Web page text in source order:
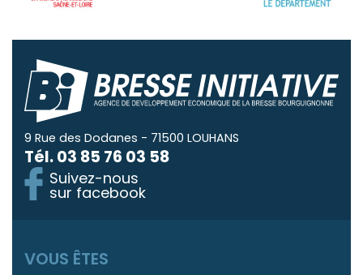
9 Rue des Dodanes - 71500 LOUHANS
Tél.03 85 76 03 58
Suivez-nous
sur facebook
VOUS ÊTES